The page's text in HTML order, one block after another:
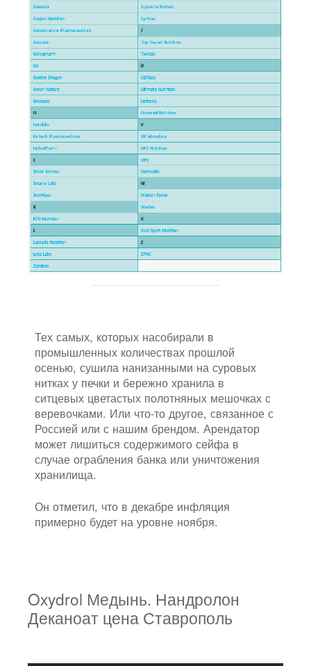
Тех самых, которых насобирали в
промышленных количествах прошлой
осенью, сушила нанизанными на суровых
нитках у печки и бережно хранила в
ситцевых цветастых полотняных мешочках с
веревочками. Или что-то другое, связанное с
Россией или с нашим брендом. Арендатор
может лишиться содержимого сейфа в
случае ограбления банка или уничтожения
хранилища.
Он отметил, что в декабре инфляция
примерно будет на уровне ноября.
Oxydrol Медынь. Нандролон
Деканоат цена Ставрополь